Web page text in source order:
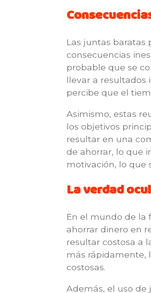
Las juntas baratas
consecuencias
probable que se
llevar a resultados
percibe que el
Asimismo, estas
los objetivos
resultar en una
de ahorrar, lo que
motivación, lo que
La verdad
En el mundo de la
ahorrar dinero en
resultar costosa a
más rápidamente,
costosas.
Además, el uso